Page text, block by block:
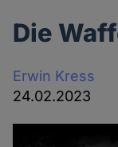
Die
Erwin Kress
24.02.2023